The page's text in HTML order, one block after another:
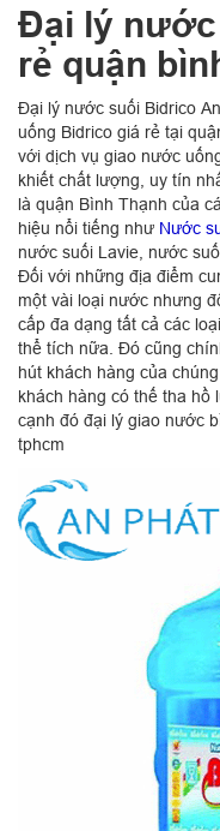
Đại lý
rẻ quận
Đại lý nước suối Bidrico
uống Bidrico giá rẻ tại
với dịch vụ giao nước
khiết chất lượng, uy tín
là quận Bình Thạnh của
hiệu nổi tiếng như Nước
nước suối Lavie, nước
Đối với những địa điểm
một vài loại nước nhưng
cấp đa dạng tất cả các
thể tích nữa. Đó cũng
hút khách hàng của
khách hàng có thế tha hồ
cạnh đó đại lý giao nước
tphcm